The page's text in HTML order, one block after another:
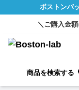
ボストンバ
＼ご購入金
商品を検索する